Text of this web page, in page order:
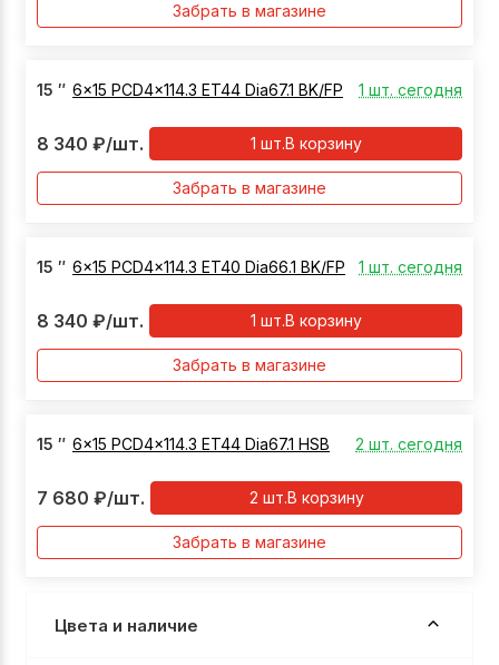
Забрать в магазине
15 ″ 6x15 PCD4x114.3 ET44 Dia67.1 BK/FP 1 шт. сегодня
8 340 ₽/шт. В корзину
1 шт.
Забрать в магазине
15 ″ 6x15 PCD4x114.3 ET40 Dia66.1 BK/FP 1 шт. сегодня
8 340 ₽/шт. В корзину
1 шт.
Забрать в магазине
15 ″ 6x15 PCD4x114.3 ET44 Dia67.1 HSB 2 шт. сегодня
7 680 ₽/шт. В корзину
2 шт.
Забрать в магазине
Цвета и наличие